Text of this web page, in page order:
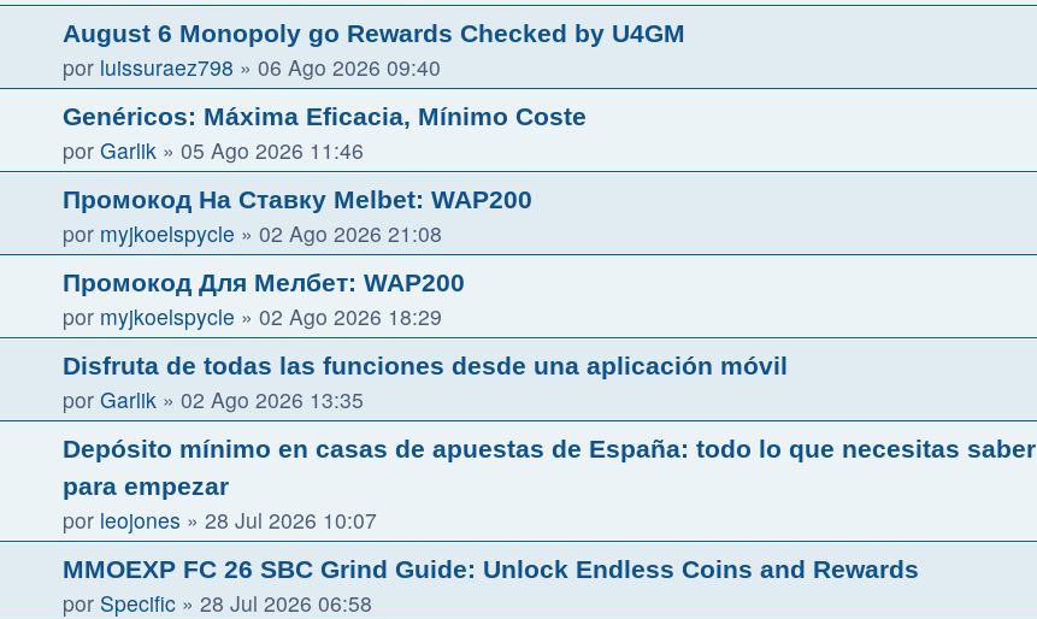
August 6 Monopoly go Rewards Checked by U4GM
por luissuraez798 » 06 Ago 2026 09:40
Genéricos: Máxima Eficacia, Mínimo Coste
por Garlik » 05 Ago 2026 11:46
Промокод На Ставку Melbet: WAP200
por myjkoelspycle » 02 Ago 2026 21:08
Промокод Для Мелбет: WAP200
por myjkoelspycle » 02 Ago 2026 18:29
Disfruta de todas las funciones desde una aplicación móvil
por Garlik » 02 Ago 2026 13:35
Depósito mínimo en casas de apuestas de España: todo lo que necesitas saber
para empezar
por leojones » 28 Jul 2026 10:07
MMOEXP FC 26 SBC Grind Guide: Unlock Endless Coins and Rewards
por Specific » 28 Jul 2026 06:58